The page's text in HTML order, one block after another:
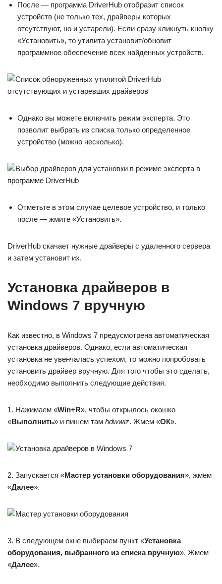
После — программа DriverHub отобразит список
устройств (не только тех, драйверы которых
отсутствуют, но и устарели). Если сразу кликнуть кнопку
«Установить», то утилита установит/обновит
программное обеспечение всех найденных устройств.
Однако вы можете включить режим эксперта. Это
позволит выбрать из списка только определенное
устройство (можно несколько).
Отметьте в этом случае целевое устройство, и только
после — жмите «Установить».
DriverHub скачает нужные драйверы с удаленного сервера
и затем установит их.
Установка драйверов в
Windows 7 вручную
Как известно, в Windows 7 предусмотрена автоматическая
установка драйверов. Однако, если автоматическая
установка не увенчалась успехом, то можно попробовать
установить драйвер вручную. Для того чтобы это сделать,
необходимо выполнить следующие действия.
1. Нажимаем «Win+R», чтобы открылось окошко
«Выполнить» и пишем там hdwwiz. Жмем «ОК».
2. Запускается «Мастер установки оборудования», жмем
«Далее».
3. В следующем окне выбираем пункт «Установка
оборудования, выбранного из списка вручную». Жмем
«Далее».